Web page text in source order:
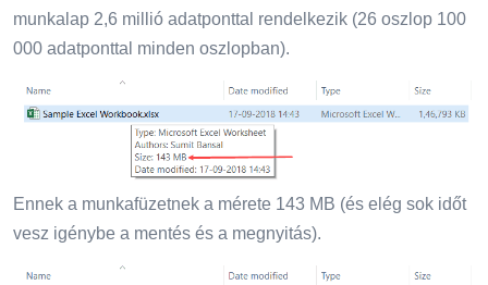
munkalap 2,6 millió adatponttal rendelkezik (26 oszlop 100
000 adatponttal minden oszlopban).
Ennek a munkafüzetnek a mérete 143 MB (és elég sok időt
vesz igénybe a mentés és a megnyitás).